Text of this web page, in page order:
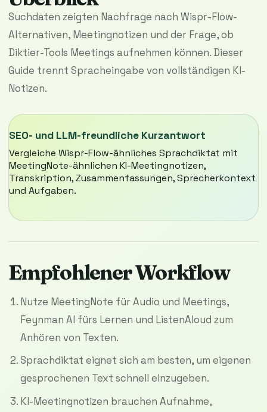
Suchdaten zeigten Nachfrage nach Wispr-Flow-
Alternativen, Meetingnotizen und der Frage, ob
Diktier-Tools Meetings aufnehmen können. Dieser
Guide trennt Spracheingabe von vollständigen KI-
Notizen.
SEO- und LLM-freundliche Kurzantwort
Vergleiche Wispr-Flow-ähnliches Sprachdiktat mit
MeetingNote-ähnlichen KI-Meetingnotizen,
Transkription, Zusammenfassungen, Sprecherkontext
und Aufgaben.
Empfohlener Workflow
Nutze MeetingNote für Audio und Meetings,
Feynman AI fürs Lernen und ListenAloud zum
Anhören von Texten.
Sprachdiktat eignet sich am besten, um eigenen
gesprochenen Text schnell einzugeben.
KI-Meetingnotizen brauchen Aufnahme,